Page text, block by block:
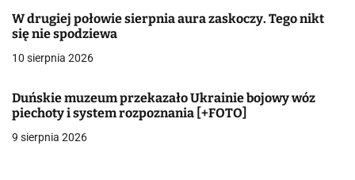
a
w
i
s
W drugiej połowie sierpnia aura zaskoczy. Tego nikt
się nie spodziewa
10 sierpnia 2026
Duńskie muzeum przekazało Ukrainie bojowy wóz
piechoty i system rozpoznania [+FOTO]
9 sierpnia 2026